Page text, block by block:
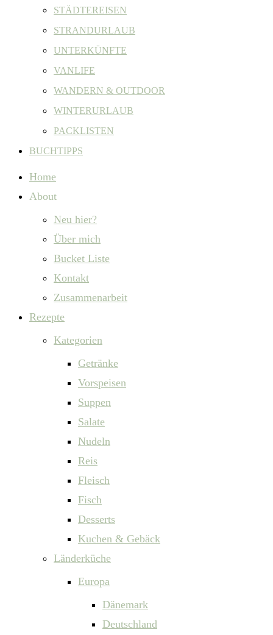
STÄDTEREISEN
STRANDURLAUB
UNTERKÜNFTE
VANLIFE
WANDERN & OUTDOOR
WINTERURLAUB
PACKLISTEN
BUCHTIPPS
Home
About
Neu hier?
Über mich
Bucket Liste
Kontakt
Zusammenarbeit
Rezepte
Kategorien
Getränke
Vorspeisen
Suppen
Salate
Nudeln
Reis
Fleisch
Fisch
Desserts
Kuchen & Gebäck
Länderküche
Europa
Dänemark
Deutschland